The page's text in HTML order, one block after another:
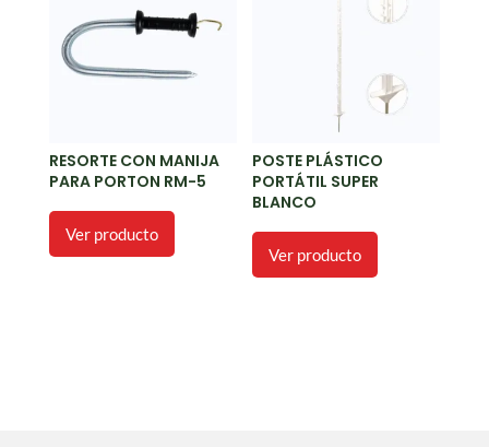
RESORTE CON MANIJA
PARA PORTON RM-5
Ver producto
POSTE PLÁSTICO
PORTÁTIL SUPER
BLANCO
Ver producto